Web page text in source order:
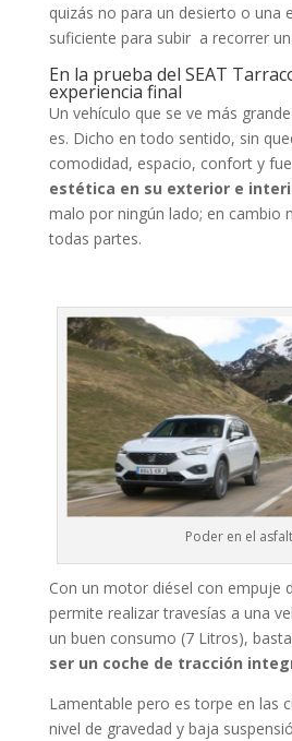
quizás no para un desierto o una
suficiente para subir a recorrer
En la prueba del SEAT
experiencia final
Un vehículo que se ve más
es. Dicho en todo sentido, sin
comodidad, espacio, confort y
estética en su exterior e
malo por ningún lado; en cambio
todas partes.
Poder en el
Con un motor diésel con empuje
permite realizar travesías a una
un buen consumo (7 Litros),
ser un coche de tracción
Lamentable pero es torpe en las
nivel de gravedad y baja